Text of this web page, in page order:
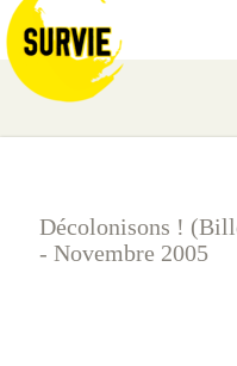
Décolonisons !
- Novembre 2005